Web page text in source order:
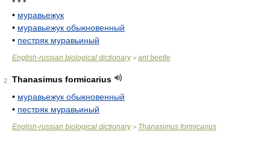
* * *
• муравьежук
• муравьежук обыкновенный
• пестряк муравьиный
English-russian biological dictionary> ant beetle
2
Thanasimus formicarius
• муравьежук обыкновенный
• пестряк муравьиный
English-russian biological dictionary> Thanasimus formicarius